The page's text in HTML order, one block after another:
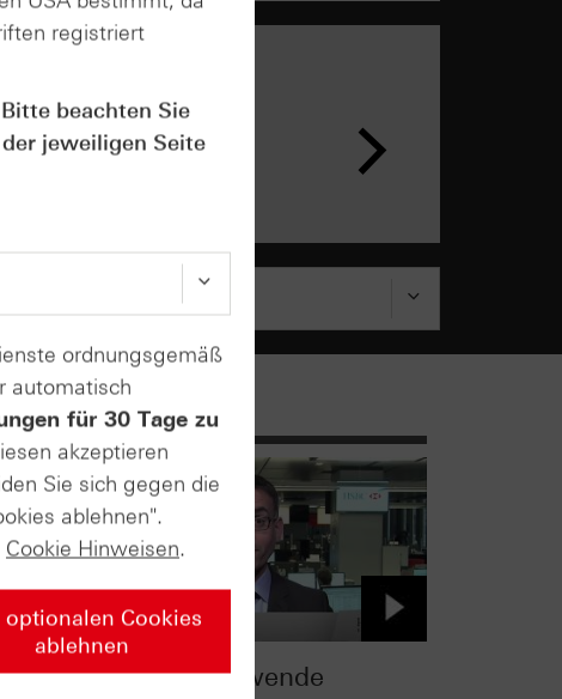
&
Untere Zinswende
registriert
beachten Sie
jeweiligen Seite
ordnungsgemäß
automatisch
für 30 Tage zu
akzeptieren
Sie sich gegen die
ablehnen".
Cookie Hinweisen.
optionalen Cookies
ablehnen